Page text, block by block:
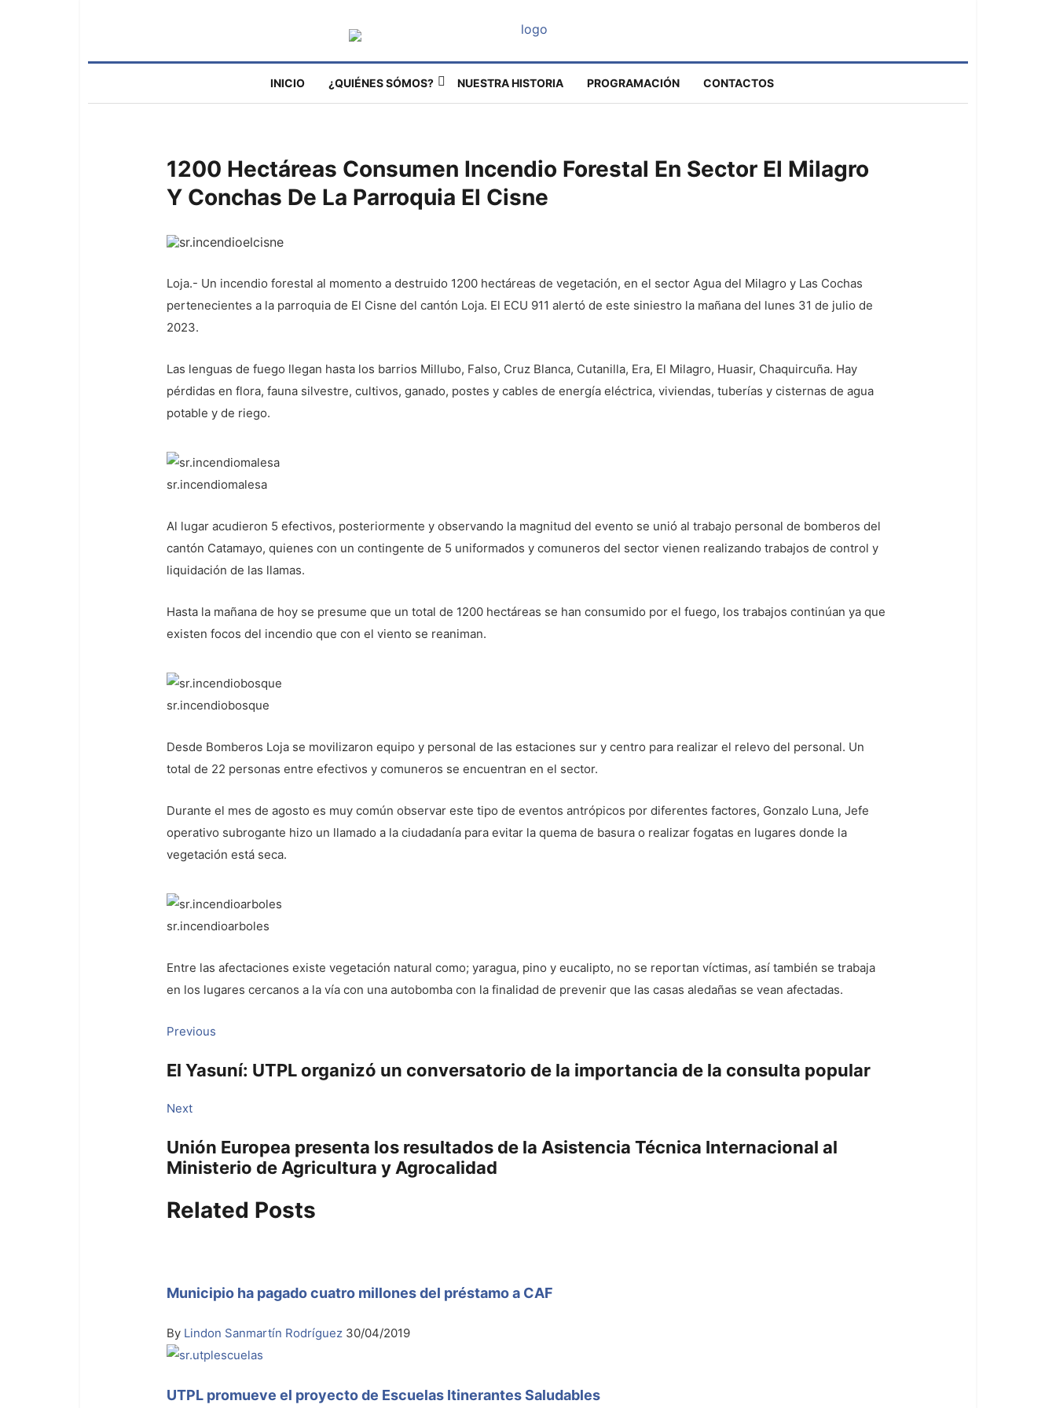
INICIO ¿QUIÉNES SÓMOS? NUESTRA HISTORIA PROGRAMACIÓN CONTACTOS
1200 Hectáreas Consumen Incendio Forestal En Sector El Milagro
Y Conchas De La Parroquia El Cisne
Loja.- Un incendio forestal al momento a destruido 1200 hectáreas de vegetación, en el sector Agua del Milagro y Las Cochas
pertenecientes a la parroquia de El Cisne del cantón Loja. El ECU 911 alertó de este siniestro la mañana del lunes 31 de julio de
2023.
Las lenguas de fuego llegan hasta los barrios Millubo, Falso, Cruz Blanca, Cutanilla, Era, El Milagro, Huasir, Chaquircuña. Hay
pérdidas en flora, fauna silvestre, cultivos, ganado, postes y cables de energía eléctrica, viviendas, tuberías y cisternas de agua
potable y de riego.
sr.incendiomalesa
Al lugar acudieron 5 efectivos, posteriormente y observando la magnitud del evento se unió al trabajo personal de bomberos del
cantón Catamayo, quienes con un contingente de 5 uniformados y comuneros del sector vienen realizando trabajos de control y
liquidación de las llamas.
Hasta la mañana de hoy se presume que un total de 1200 hectáreas se han consumido por el fuego, los trabajos continúan ya que
existen focos del incendio que con el viento se reaniman.
sr.incendiobosque
Desde Bomberos Loja se movilizaron equipo y personal de las estaciones sur y centro para realizar el relevo del personal. Un
total de 22 personas entre efectivos y comuneros se encuentran en el sector.
Durante el mes de agosto es muy común observar este tipo de eventos antrópicos por diferentes factores, Gonzalo Luna, Jefe
operativo subrogante hizo un llamado a la ciudadanía para evitar la quema de basura o realizar fogatas en lugares donde la
vegetación está seca.
sr.incendioarboles
Entre las afectaciones existe vegetación natural como; yaragua, pino y eucalipto, no se reportan víctimas, así también se trabaja
en los lugares cercanos a la vía con una autobomba con la finalidad de prevenir que las casas aledañas se vean afectadas.
Navegación
de
Previous
El Yasuní: UTPL organizó un conversatorio de la importancia de la consulta popular
NextNext
Unión Europea presenta los resultados de la Asistencia Técnica Internacional al
Ministerio de Agricultura y Agrocalidad
Related Posts
Municipio ha pagado cuatro millones del préstamo a CAF
By Lindon Sanmartín Rodríguez 30/04/2019
UTPL promueve el proyecto de Escuelas Itinerantes Saludables